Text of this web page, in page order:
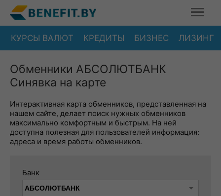
КУРСЫ ВАЛЮТ КРЕДИТЫ БИЗНЕС ЛИЗИНГ
Обменники АБСОЛЮТБАНК
Синявка на карте
Интерактивная карта обменников, представленная на
нашем сайте, делает поиск нужных обменников
максимально комфортным и быстрым. На ней
доступна полезная для пользователей информация:
адреса и время работы обменников.
Банк